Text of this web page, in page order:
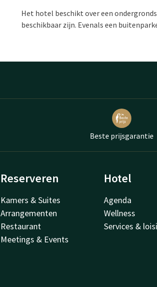
Het hotel beschikt over een
beschikbaar zijn. Evenals een
Beste prijsgarantie
Reserveren
Kamers & Suites
Arrangementen
Restaurant
Meetings & Events
Hotel
Agenda
Wellness
Services &